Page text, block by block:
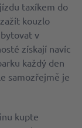
taxíkem do
kouzlo
v
získají navíc
každý den
samozřejmě je
kupte